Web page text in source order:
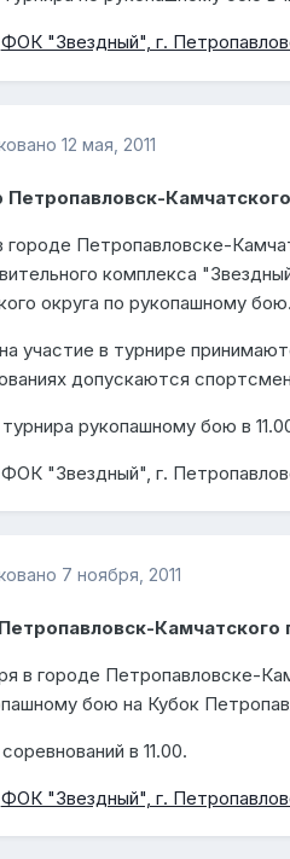
ФОК "Звездный", г.
12 мая, 2011
Петропавловск-
городе Петропавловске-
комплекса
округа по рукопашному бою.
участие в турнире
допускаются
рукопашному бою в
"Звездный", г.
7 ноября, 2011
в городе Петропавловске-
бою на Кубок
в 11.00.
ФОК "Звездный", г.